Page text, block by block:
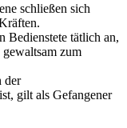
schließen sich
Bedienstete tätlich an,
zum
der
gilt als Gefangener